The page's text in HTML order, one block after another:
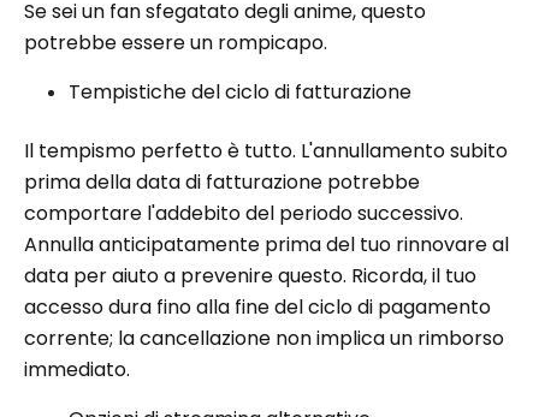
Se sei un fan sfegatato degli anime, questo
potrebbe essere un rompicapo.
Tempistiche del ciclo di fatturazione
Il tempismo perfetto è tutto. L'annullamento subito
prima della data di fatturazione potrebbe
comportare l'addebito del periodo successivo.
Annulla anticipatamente prima del tuo rinnovare al
data per aiuto a prevenire questo. Ricorda, il tuo
accesso dura fino alla fine del ciclo di pagamento
corrente; la cancellazione non implica un rimborso
immediato.